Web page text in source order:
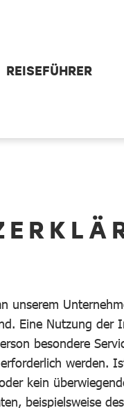
REISEFÜHRER
unserem
Eine Nutzung
besondere
werden.
kein
beispielsweise